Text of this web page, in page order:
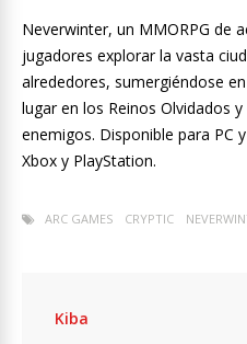
Neverwinter, un MMORPG de
jugadores explorar la vasta
alrededores, sumergiéndose
lugar en los Reinos Olvidados
enemigos. Disponible para PC
Xbox y PlayStation.
ARC GAMES CRYPTIC
Kiba